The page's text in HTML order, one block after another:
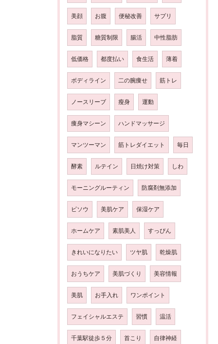
美顔 お腹 便秘改善 サプリ
脂質 糖質制限 腸活 中性脂肪
低価格 都度払い 食生活 薄着
ボディライン 二の腕痩せ 筋トレ
ノースリーブ 瘦身 運動
痩身マシーン ハンドマッサージ
マンツーマン 筋トレダイエット 毎日
酵素 ルテイン 日焼け対策 しわ
モーニングルーティン 防腐剤無添加
ビソウ 美肌ケア 保湿ケア
ホームケア 素肌美人 すっぴん
きれいになりたい ツヤ肌 乾燥肌
おうちケア 美肌づくり 美容情報
美肌 お手入れ ワンポイント
フェイシャルエステ 習慣 温活
千葉駅徒歩５分 首こり 自律神経